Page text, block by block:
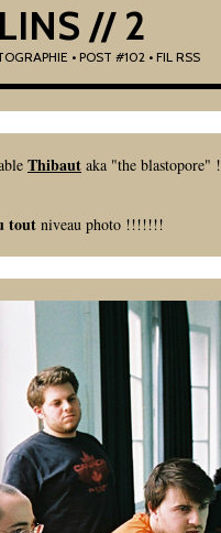
// 2
• POST #102 • FIL RSS
Thibaut aka "the blastopore" !
tout niveau photo !!!!!!!